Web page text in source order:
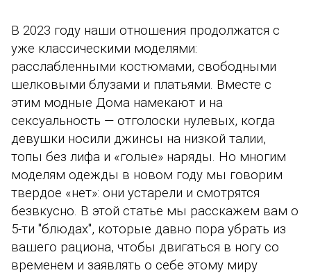
В 2023 году наши отношения продолжатся с
уже классическими моделями:
расслабленными костюмами, свободными
шелковыми блузами и платьями. Вместе с
этим модные Дома намекают и на
сексуальность — отголоски нулевых, когда
девушки носили джинсы на низкой талии,
топы без лифа и «голые» наряды. Но многим
моделям одежды в новом году мы говорим
твердое «нет»: они устарели и смотрятся
безвкусно. В этой статье мы расскажем вам о
5-ти "блюдах", которые давно пора убрать из
вашего рациона, чтобы двигаться в ногу со
временем и заявлять о себе этому миру